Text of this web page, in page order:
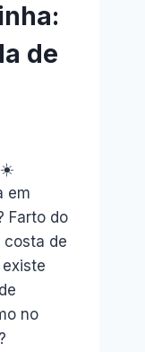
de
☀️
em
Farto do
de
no